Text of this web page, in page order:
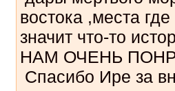
востока ,места
значит что-то
НАМ ОЧЕНЬ
Спасибо Ире за